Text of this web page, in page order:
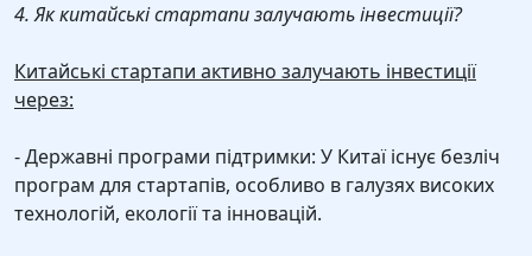
4. Як китайські стартапи залучають інвестиції?
Китайські стартапи активно залучають інвестиції
через:
- Державні програми підтримки: У Китаї існує безліч
програм для стартапів, особливо в галузях високих
технологій, екології та інновацій.